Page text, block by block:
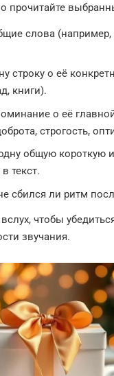
прочитайте
слова (например,
строку о её
книги).
о её
строгость,
общую короткую
текст.
сбился ли ритм
чтобы
звучания.